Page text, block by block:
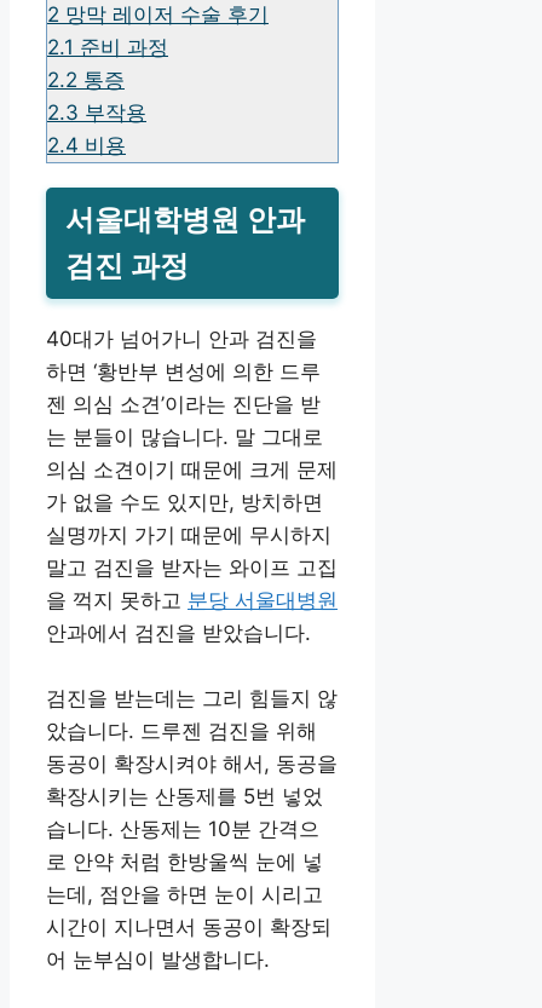
2 망막 레이저 수술 후기
2.1 준비 과정
2.2 통증
2.3 부작용
2.4 비용
서울대학병원 안과
검진 과정
40대가 넘어가니 안과 검진을
하면 ‘황반부 변성에 의한 드루
젠 의심 소견’이라는 진단을 받
는 분들이 많습니다. 말 그대로
의심 소견이기 때문에 크게 문제
가 없을 수도 있지만, 방치하면
실명까지 가기 때문에 무시하지
말고 검진을 받자는 와이프 고집
을 꺽지 못하고 분당 서울대병원
안과에서 검진을 받았습니다.
검진을 받는데는 그리 힘들지 않
았습니다. 드루젠 검진을 위해
동공이 확장시켜야 해서, 동공을
확장시키는 산동제를 5번 넣었
습니다. 산동제는 10분 간격으
로 안약 처럼 한방울씩 눈에 넣
는데, 점안을 하면 눈이 시리고
시간이 지나면서 동공이 확장되
어 눈부심이 발생합니다.